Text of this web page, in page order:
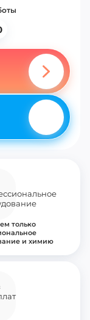
только
и химию